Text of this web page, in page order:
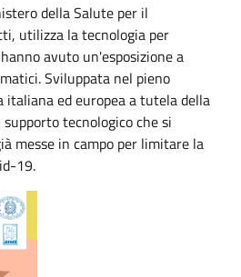
della Salute per il
utilizza la tecnologia per
avuto un'esposizione a
Sviluppata nel pieno
ed europea a tutela della
tecnologico che si
messe in campo per limitare la
19.